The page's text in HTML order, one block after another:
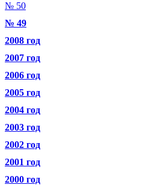
№ 50
№ 49
2008 год
2007 год
2006 год
2005 год
2004 год
2003 год
2002 год
2001 год
2000 год